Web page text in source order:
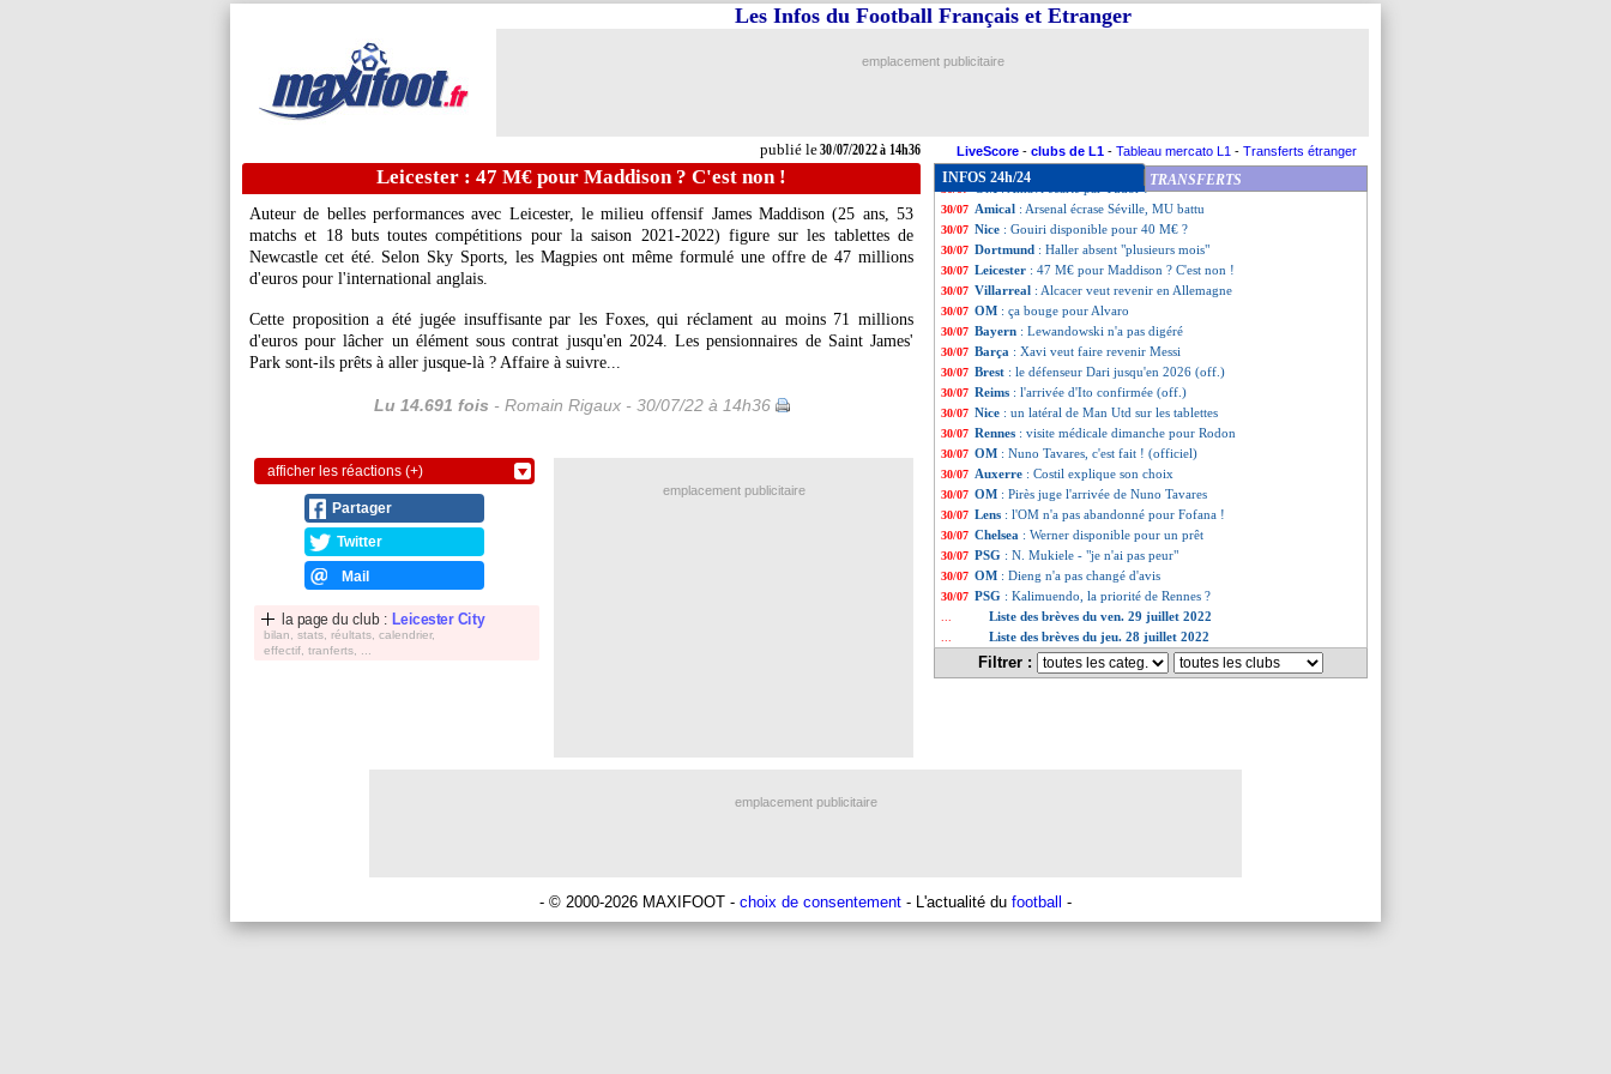
publié le30/07/2022 à 14h36
Les Infos du Football Français et Etranger
emplacement publicitaire
LiveScore - clubs de L1 - Tableau mercato L1 - Transferts étranger
Leicester : 47 M€ pour Maddison ? C'est non !
Auteur de belles performances avec Leicester, le milieu offensif James Maddison (25 ans, 53
matchs et 18 buts toutes compétitions pour la saison 2021-2022) figure sur les tablettes de
Newcastle cet été. Selon Sky Sports, les Magpies ont même formulé une offre de 47 millions
d'euros pour l'international anglais.
Cette proposition a été jugée insuffisante par les Foxes, qui réclament au moins 71 millions
d'euros pour lâcher un élément sous contrat jusqu'en 2024. Les pensionnaires de Saint James'
Park sont-ils prêts à aller jusque-là ? Affaire à suivre...
Lu 14.691 fois - Romain Rigaux - 30/07/22 à 14h36
afficher les réactions (+)
Partager
Twitter
Mail
la page du club : Leicester City
bilan, stats, réultats, calendrier,
effectif, tranferts, ...
INFOS 24h/24 TRANSFERTS
30/07 PSG: Galtier mise beaucoup sur Neymar
30/07 Amical : Montpellier chute face à Palace
30/07 PSG
30/07 OM: De la Fuente vers un prêt ?
30/07 PSG: Icardi n'a aucune offre...
: Amavi écarté par Tudor !
30/07 Amical : Arsenal écrase Séville, MU battu
30/07 Nice : Gouiri disponible pour 40 M€ ?
30/07 Dortmund : Haller absent "plusieurs mois"
30/07 Leicester : 47 M€ pour Maddison ? C'est non !
30/07 Villarreal : Alcacer veut revenir en Allemagne
30/07 OM : ça bouge pour Alvaro
30/07 Bayern : Lewandowski n'a pas digéré
30/07 Barça : Xavi veut faire revenir Messi
30/07 Brest : le défenseur Dari jusqu'en 2026 (off.)
30/07 Reims : l'arrivée d'Ito confirmée (off.)
30/07 Nice : un latéral de Man Utd sur les tablettes
30/07 Rennes : visite médicale dimanche pour Rodon
30/07 OM : Nuno Tavares, c'est fait ! (officiel)
30/07 Auxerre : Costil explique son choix
30/07 OM : Pirès juge l'arrivée de Nuno Tavares
30/07 Lens : l'OM n'a pas abandonné pour Fofana !
30/07 Chelsea : Werner disponible pour un prêt
30/07 PSG : N. Mukiele - "je n'ai pas peur"
30/07 OM : Dieng n'a pas changé d'avis
30/07 PSG : Kalimuendo, la priorité de Rennes ?
Liste des brèves du ven. 29 juillet 2022
Liste des brèves du jeu. 28 juillet 2022
Filtrer :
emplacement publicitaire
emplacement publicitaire
- © 2000-2026 MAXIFOOT - choix de consentement - L'actualité du football -